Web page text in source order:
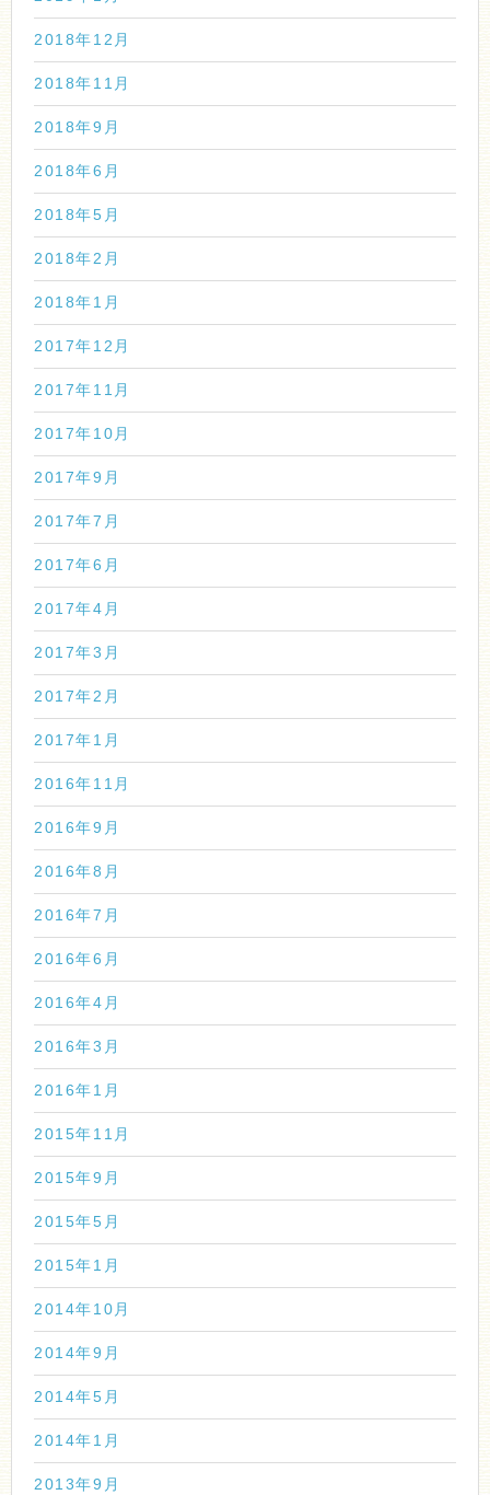
2018年12月
2018年11月
2018年9月
2018年6月
2018年5月
2018年2月
2018年1月
2017年12月
2017年11月
2017年10月
2017年9月
2017年7月
2017年6月
2017年4月
2017年3月
2017年2月
2017年1月
2016年11月
2016年9月
2016年8月
2016年7月
2016年6月
2016年4月
2016年3月
2016年1月
2015年11月
2015年9月
2015年5月
2015年1月
2014年10月
2014年9月
2014年5月
2014年1月
2013年9月